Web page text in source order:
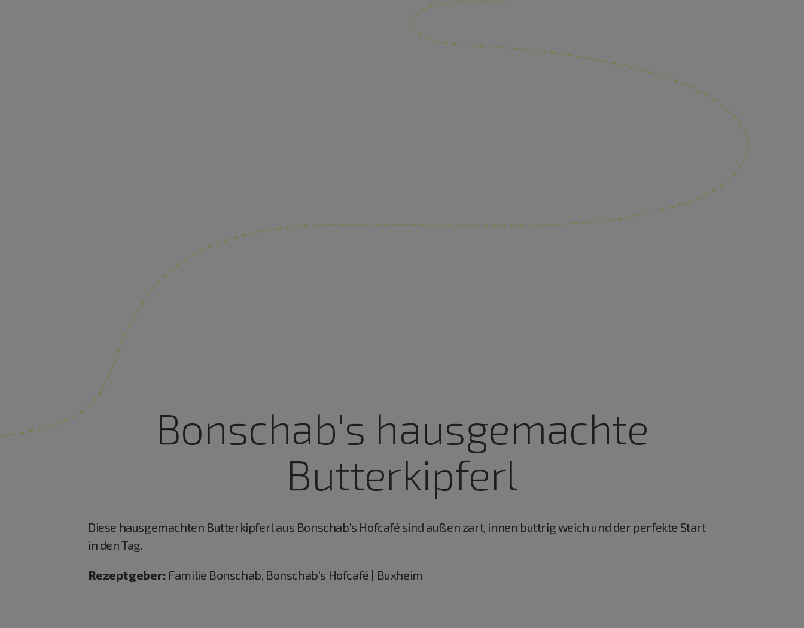
Bonschab's hausgemachte
Butterkipferl
Diese hausgemachten Butterkipferl aus Bonschab's Hofcafé sind außen zart, innen buttrig weich und der perfekte Start
in den Tag.
Rezeptgeber: Familie Bonschab, Bonschab's Hofcafé | Buxheim